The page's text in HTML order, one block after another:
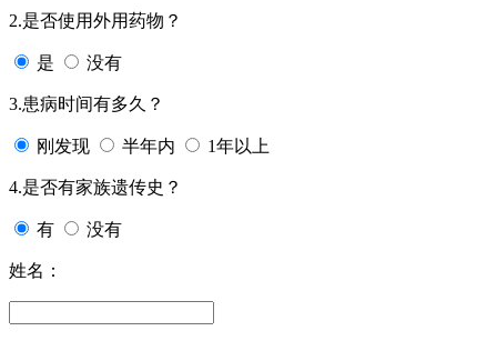
2.是否使用外用药物？
是 没有
3.患病时间有多久？
刚发现 半年内 1年以上
4.是否有家族遗传史？
有 没有
姓名：